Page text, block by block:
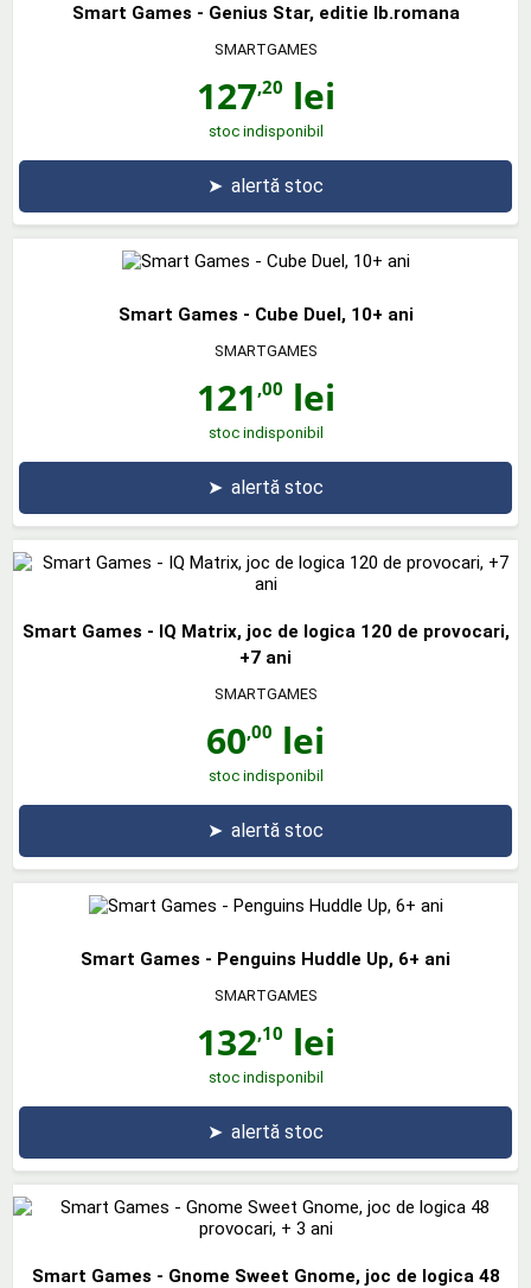
Smart Games - Genius Star, editie lb.romana
SMARTGAMES
127,20 lei
stoc indisponibil
➤ alertă stoc
Smart Games - Cube Duel, 10+ ani
SMARTGAMES
121 ,00 lei
stoc indisponibil
➤ alertă stoc
Smart Games - IQ Matrix, joc de logica 120 de provocari,
+7 ani
SMARTGAMES
60,00 lei
stoc indisponibil
➤ alertă stoc
Smart Games - Penguins Huddle Up, 6+ ani
SMARTGAMES
132,10 lei
stoc indisponibil
➤ alertă stoc
Smart Games - Gnome Sweet Gnome, joc de logica 48